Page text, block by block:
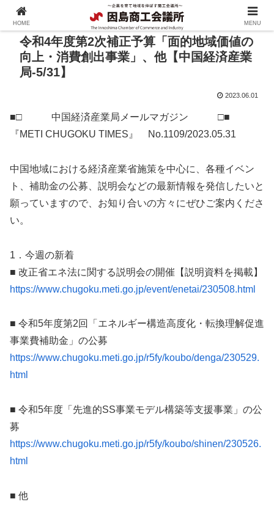
令和4年度第2次補正予算「面的地域価値の
向上・消費創出事業」、他【中国経済産業
局-5/31】
2023.06.01
■□ 中国経済産業局メールマガジン □■
『METI CHUGOKU TIMES』 No.1109/2023.05.31
中国地域における経済産業省施策を中心に、各種イベン
ト、補助金の公募、説明会などの最新情報を発信したいと
願っていますので、お知り合いの方々にぜひご案内くださ
い。
1．今週の新着
■ 改正省エネ法に関する説明会の開催【説明資料を掲載】
https://www.chugoku.meti.go.jp/event/enetai/230508.html
■ 令和5年度第2回「エネルギー構造高度化・転換理解促進
事業費補助金」の公募
https://www.chugoku.meti.go.jp/r5fy/koubo/denga/230529.
html
■ 令和5年度「先進的SS事業モデル構築等支援事業」の公
募
https://www.chugoku.meti.go.jp/r5fy/koubo/shinen/230526.
html
■ 他
HOME MENU